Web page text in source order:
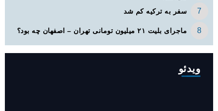
سفر به ترکیه کم شد
ماجرای بلیت ۲۱ میلیون تومانی تهران – اصفهان چه بود؟
ویدئو